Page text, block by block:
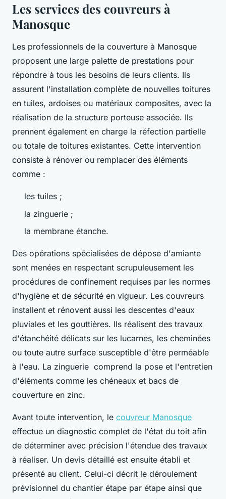
Les services des couvreurs à
Manosque
Les professionnels de la couverture à Manosque
proposent une large palette de prestations pour
répondre à tous les besoins de leurs clients. Ils
assurent l'installation complète de nouvelles toitures
en tuiles, ardoises ou matériaux composites, avec la
réalisation de la structure porteuse associée. Ils
prennent également en charge la réfection partielle
ou totale de toitures existantes. Cette intervention
consiste à rénover ou remplacer des éléments
comme :
les tuiles ;
la zinguerie ;
la membrane étanche.
Des opérations spécialisées de dépose d'amiante
sont menées en respectant scrupuleusement les
procédures de confinement requises par les normes
d'hygiène et de sécurité en vigueur. Les couvreurs
installent et rénovent aussi les descentes d'eaux
pluviales et les gouttières. Ils réalisent des travaux
d'étanchéité délicats sur les lucarnes, les cheminées
ou toute autre surface susceptible d'être perméable
à l'eau. La zinguerie comprend la pose et l'entretien
d'éléments comme les chéneaux et bacs de
couverture en zinc.
Avant toute intervention, le couvreur Manosque
effectue un diagnostic complet de l'état du toit afin
de déterminer avec précision l'étendue des travaux
à réaliser. Un devis détaillé est ensuite établi et
présenté au client. Celui-ci décrit le déroulement
prévisionnel du chantier étape par étape ainsi que